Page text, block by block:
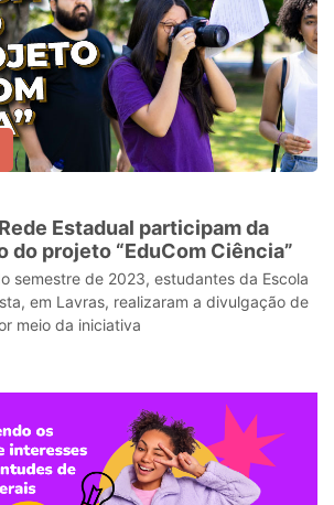
Estadual participam da
do projeto “EduCom Ciência”
semestre de 2023, estudantes da Escola
em Lavras, realizaram a divulgação de
meio da iniciativa